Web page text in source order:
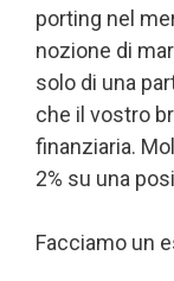
porting nel
nozione di
solo di una
che il vostro
finanziaria.
2% su una
Facciamo un